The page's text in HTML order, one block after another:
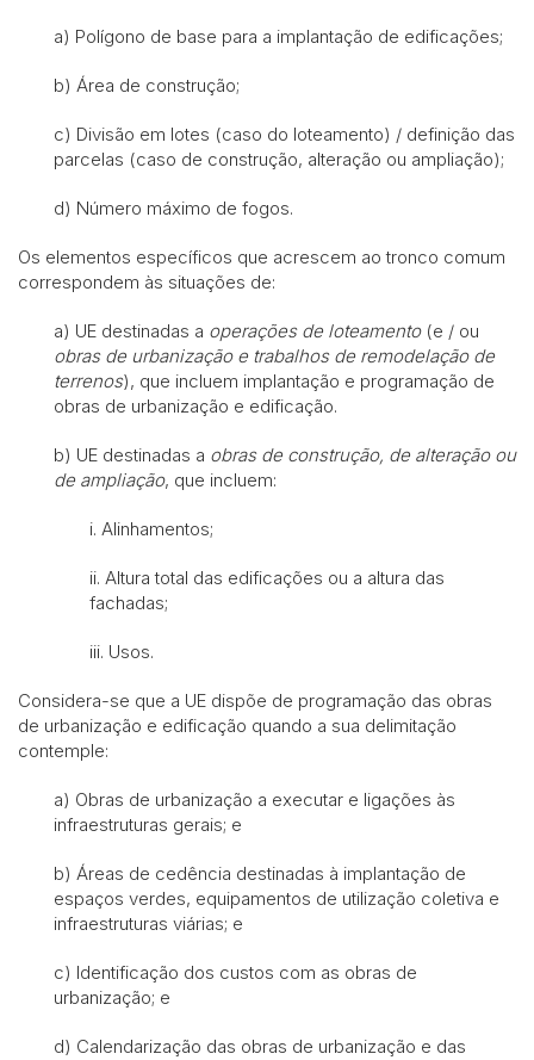
a) Polígono de base para a implantação de edificações;
b) Área de construção;
c) Divisão em lotes (caso do loteamento) / definição das
parcelas (caso de construção, alteração ou ampliação);
d) Número máximo de fogos.
Os elementos específicos que acrescem ao tronco comum
correspondem às situações de:
a) UE destinadas a operações de loteamento(e / ou
obras de urbanização e trabalhos de remodelação de
terrenos), que incluem implantação e programação de
obras de urbanização e edificação.
b) UE destinadas a obras de construção, de alteração ou
de ampliação, que incluem:
i. Alinhamentos;
ii. Altura total das edificações ou a altura das
fachadas;
iii. Usos.
Considera-se que a UE dispõe de programação das obras
de urbanização e edificação quando a sua delimitação
contemple:
a) Obras de urbanização a executar e ligações às
infraestruturas gerais; e
b) Áreas de cedência destinadas à implantação de
espaços verdes, equipamentos de utilização coletiva e
infraestruturas viárias; e
c) Identificação dos custos com as obras de
urbanização; e
d) Calendarização das obras de urbanização e das